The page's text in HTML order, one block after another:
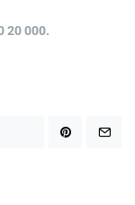
20 000.